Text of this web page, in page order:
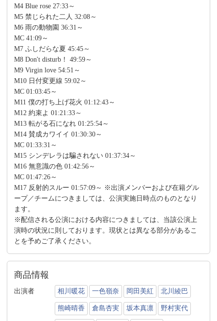
M4 Blue rose 27:33～
M5 禁じられた二人 32:08～
M6 雨の動物園 36:31～
MC 41:09～
M7 ふしだらな夏 45:45～
M8 Don't disturb！ 49:59～
M9 Virgin love 54:51～
M10 日付変更線 59:02～
MC 01:03:45～
M11 僕の打ち上げ花火 01:12:43～
M12 約束よ 01:21:33～
M13 転がる石になれ 01:25:54～
M14 賛成カワイイ 01:30:30～
MC 01:33:31～
M15 シンデレラは騙されない 01:37:34～
M16 無意識の色 01:42:56～
MC 01:47:26～
M17 反射的スルー 01:57:09～ ※出演メンバーおよび在籍グル
ープ／チームにつきましては、公演実施日時点のものとなり
ます。
※配信される公演における内容につきましては、当該公演上
演時の状況に則しております。現状とは異なる部分があるこ
とを予めご了承ください。
商品情報
出演者 相川暖花 一色嶺奈 岡田美紅 北川綾巴
熊崎晴香 倉島杏実 坂本真凛 野村実代